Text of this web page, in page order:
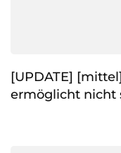
[UPDATE]
ermöglicht nicht